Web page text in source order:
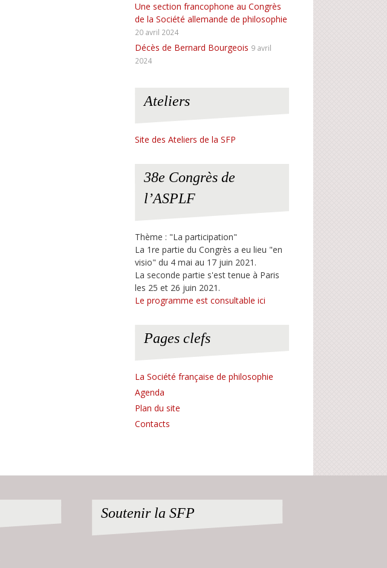
Une section francophone au Congrès
de la Société allemande de philosophie
20 avril 2024
Décès de Bernard Bourgeois 9 avril
2024
Ateliers
Site des Ateliers de la SFP
38e Congrès de
l’ASPLF
Thème : "La participation"
La 1re partie du Congrès a eu lieu "en
visio" du 4 mai au 17 juin 2021.
La seconde partie s'est tenue à Paris
les 25 et 26 juin 2021.
Le programme est consultable ici
Pages clefs
La Société française de philosophie
Agenda
Plan du site
Contacts
Soutenir la SFP